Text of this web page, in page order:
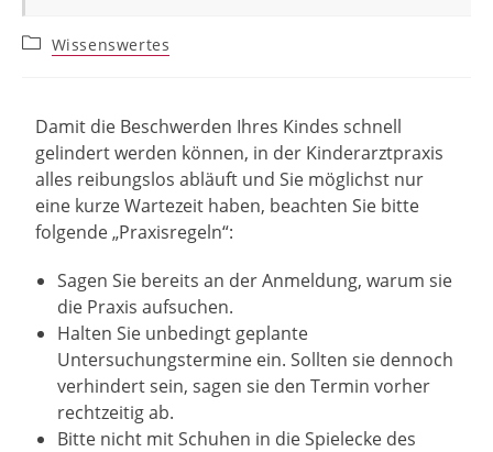
Wissenswertes
Damit die Beschwerden Ihres Kindes schnell
gelindert werden können, in der Kinderarztpraxis
alles reibungslos abläuft und Sie möglichst nur
eine kurze Wartezeit haben, beachten Sie bitte
folgende „Praxisregeln“:
Sagen Sie bereits an der Anmeldung, warum sie
die Praxis aufsuchen.
Halten Sie unbedingt geplante
Untersuchungstermine ein. Sollten sie dennoch
verhindert sein, sagen sie den Termin vorher
rechtzeitig ab.
Bitte nicht mit Schuhen in die Spielecke des